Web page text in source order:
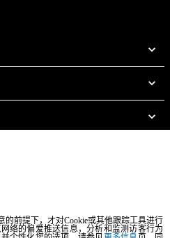
利。Reg.Imp.Padova n°04230750285 -
的前提下，才对Cookie或其他跟踪工具进行
络的偏爱推送信息，分析和监测访客行为